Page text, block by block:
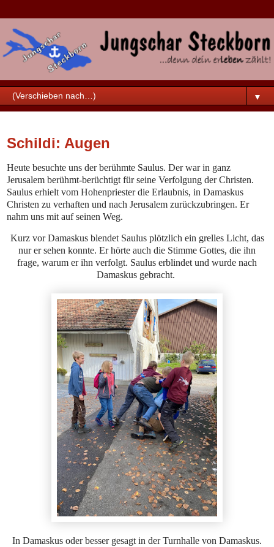
▼
Schildi: Augen
Heute besuchte uns der berühmte Saulus. Der war in ganz
Jerusalem berühmt-berüchtigt für seine Verfolgung der Christen.
Saulus erhielt vom Hohenpriester die Erlaubnis, in Damaskus
Christen zu verhaften und nach Jerusalem zurückzubringen. Er
nahm uns mit auf seinen Weg.
Kurz vor Damaskus blendet Saulus plötzlich ein grelles Licht, das
nur er sehen konnte. Er hörte auch die Stimme Gottes, die ihn
frage, warum er ihn verfolgt. Saulus erblindet und wurde nach
Damaskus gebracht.
In Damaskus oder besser gesagt in der Turnhalle von Damaskus.